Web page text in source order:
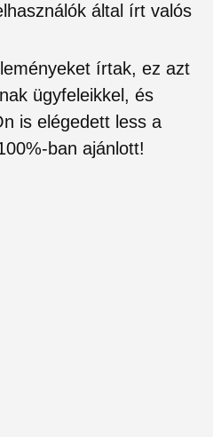
által írt valós
írtak, ez azt
ügyfeleikkel, és
is elégedett less a
ban ajánlott!